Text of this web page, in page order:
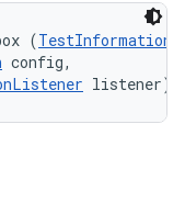
(TestInformation
config,
listener)